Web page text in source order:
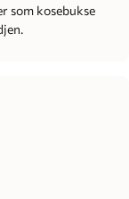
som kosebukse